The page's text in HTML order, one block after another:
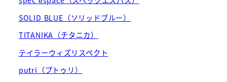
SOLID BLUE（ソリッドブルー）
TITANIKA（チタニカ）
テイラーウィズリスペクト
putri（プトゥリ）